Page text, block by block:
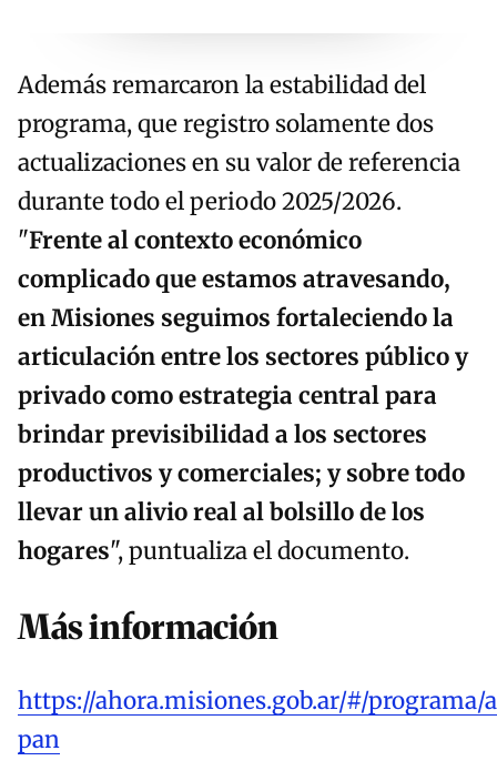
Además remarcaron la estabilidad del
programa, que registro solamente dos
actualizaciones en su valor de referencia
durante todo el periodo 2025/2026.
"Frente al contexto económico
complicado que estamos atravesando,
en Misiones seguimos fortaleciendo la
articulación entre los sectores público y
privado como estrategia central para
brindar previsibilidad a los sectores
productivos y comerciales; y sobre todo
llevar un alivio real al bolsillo de los
hogares", puntualiza el documento.
Más información
https://ahora.misiones.gob.ar/#/programa/
pan